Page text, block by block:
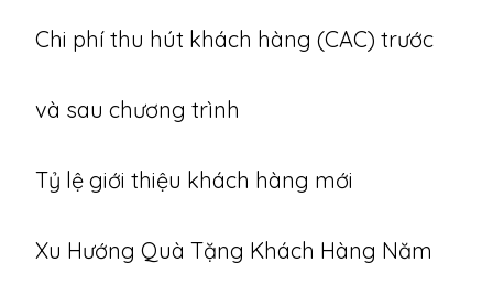
Chi phí thu hút khách hàng (CAC) trước
và sau chương trình
Tỷ lệ giới thiệu khách hàng mới
Xu Hướng Quà Tặng Khách Hàng Năm